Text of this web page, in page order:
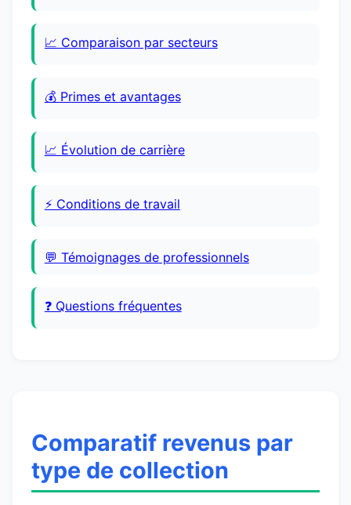
📈 Comparaison par secteurs
💰 Primes et avantages
📈 Évolution de carrière
⚡ Conditions de travail
💬 Témoignages de professionnels
❓ Questions fréquentes
Comparatif revenus par
type de collection